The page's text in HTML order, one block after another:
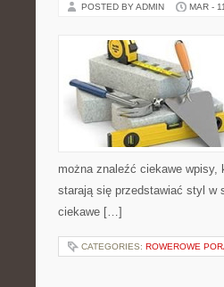
POSTED BY ADMIN MAR -
można znaleźć ciekawe
starają się przedstawiać styl w
ciekawe […]
CATEGORIES: ROWEROWE